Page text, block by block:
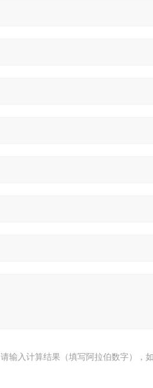
请输入计算结果（填写阿拉伯数字），